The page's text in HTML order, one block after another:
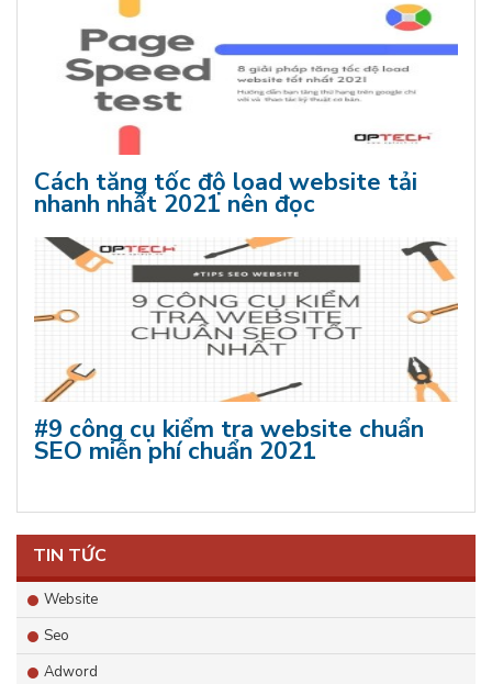
Cách tăng tốc độ load website tải
nhanh nhất 2021 nên đọc
#9 công cụ kiểm tra website chuẩn
SEO miễn phí chuẩn 2021
TIN TỨC
Website
Seo
Adword